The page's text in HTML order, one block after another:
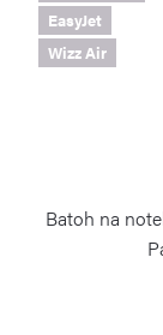
EasyJet
Wizz Air
Batoh na